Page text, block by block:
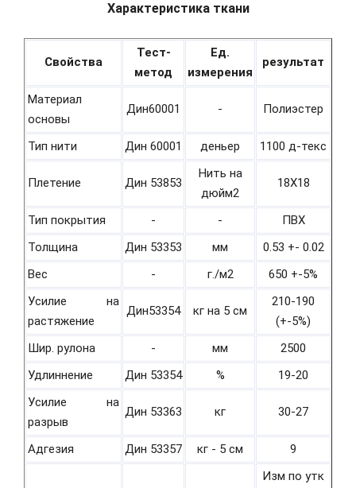
Характеристика ткани
Свойства
Тест-
метод
Ед.
измерения
результат
Материал
основы
Дин60001 - Полиэстер
Тип нити Дин 60001 деньер 1100 д-текс
Плетение Дин 53853
Нить на
дюйм2
18Х18
Тип покрытия - -
ПВХ
Толщина
Дин 53353 мм
0.53 +- 0.02
Вес
- г./м2
650 +-5%
Усилие на
растяжение
Дин53354 кг на 5 см
210-190
(+-5%)
Шир. рулона
- мм
2500
Удлиннение
Дин 53354 %
19-20
Усилие на
разрыв
Дин 53363 кг 30-27
Адгезия Дин 53357 кг - 5 см 9
Изм по утк